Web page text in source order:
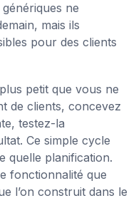
ne
mais ils
pour des clients
petit que vous ne
de clients, concevez
testez-la
Ce simple cycle
quelle planification.
fonctionnalité que
l’on construit dans le